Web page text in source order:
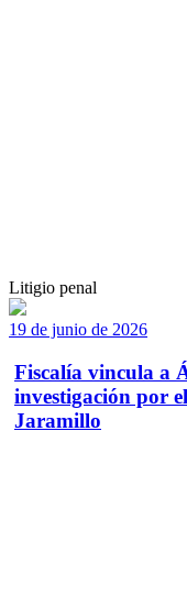
Litigio penal
19 de junio de 2026
Fiscalía vincula a
investigación por
Jaramillo